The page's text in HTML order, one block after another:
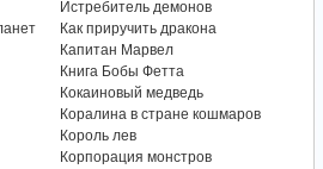
Истребитель демонов
Как приручить дракона
Капитан Марвел
Книга Бобы Фетта
Кокаиновый медведь
Коралина в стране кошмаров
Король лев
Корпорация монстров